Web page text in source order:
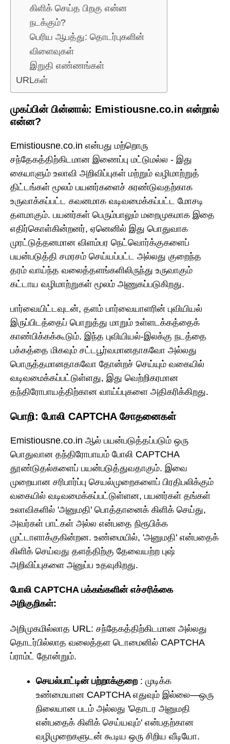
கிளிக் செய்த பிறகு என்ன
நடக்கும்?
பெரிய ஆபத்து: தொடர்புகளின்
விளைவுகள்
இறுதி எண்ணங்கள்
URLகள்
முகப்பின் பின்னால்: Emistiousne.co.in என்றால்
என்ன?
Emistiousne.co.in என்பது மற்றொரு
சந்தேகத்திற்கிடமான இணைப்பு மட்டுமல்ல - இது
கையாளும் உலாவி அறிவிப்புகள் மற்றும் வழிமாற்றுத்
திட்டங்கள் மூலம் பயனர்களைச் சுரண்டுவதற்காக
உருவாக்கப்பட்ட கவனமாக வடிவமைக்கப்பட்ட மோசடி
தளமாகும். பயனர்கள் பெரும்பாலும் மறைமுகமாக இதை
எதிர்கொள்கின்றனர், ஏனெனில் இது பொதுவாக
முரட்டுத்தனமான விளம்பர நெட்வொர்க்குகளைப்
பயன்படுத்தி சமரசம் செய்யப்பட்ட அல்லது குறைந்த
தரம் வாய்ந்த வலைத்தளங்களிலிருந்து உருவாகும்
கட்டாய வழிமாற்றுகள் மூலம் அணுகப்படுகிறது.
பார்வையிட்டவுடன், தளம் பார்வையாளரின் புவியியல்
இருப்பிடத்தைப் பொறுத்து மாறும் உள்ளடக்கத்தைக்
காண்பிக்கக்கூடும். இந்த புவியியல்-இலக்கு நடத்தை
பக்கத்தை மிகவும் சட்டபூர்வமானதாகவோ அல்லது
பொருத்தமானதாகவோ தோன்றச் செய்யும் வகையில்
வடிவமைக்கப்பட்டுள்ளது, இது வெற்றிகரமான
தந்திரோபாயத்திற்கான வாய்ப்புகளை அதிகரிக்கிறது.
பொறி: போலி CAPTCHA சோதனைகள்
Emistiousne.co.in ஆல் பயன்படுத்தப்படும் ஒரு
பொதுவான தந்திரோபாயம் போலி CAPTCHA
தூண்டுதல்களைப் பயன்படுத்துவதாகும். இவை
முறையான சரிபார்ப்பு செயல்முறைகளைப் பிரதிபலிக்கும்
வகையில் வடிவமைக்கப்பட்டுள்ளன, பயனர்கள் தங்கள்
உலாவிகளில் 'அனுமதி' பொத்தானைக் கிளிக் செய்து,
அவர்கள் பாட்கள் அல்ல என்பதை நிரூபிக்க
முட்டாளாக்குகின்றன. உண்மையில், 'அனுமதி' என்பதைக்
கிளிக் செய்வது தளத்திற்கு தேவையற்ற புஷ்
அறிவிப்புகளை அனுப்ப உதவுகிறது.
போலி CAPTCHA பக்கங்களின் எச்சரிக்கை
அறிகுறிகள்:
அறிமுகமில்லாத URL: சந்தேகத்திற்கிடமான அல்லது
தொடர்பில்லாத வலைத்தள டொமைனில் CAPTCHA
ப்ராம்ட் தோன்றும்.
செயல்பாட்டின் பற்றாக்குறை : முடிக்க
உண்மையான CAPTCHA எதுவும் இல்லை—ஒரு
நிலையான படம் அல்லது 'தொடர அனுமதி
என்பதைக் கிளிக் செய்யவும்' என்பதற்கான
வழிமுறைகளுடன் கூடிய ஒரு சிறிய வீடியோ.